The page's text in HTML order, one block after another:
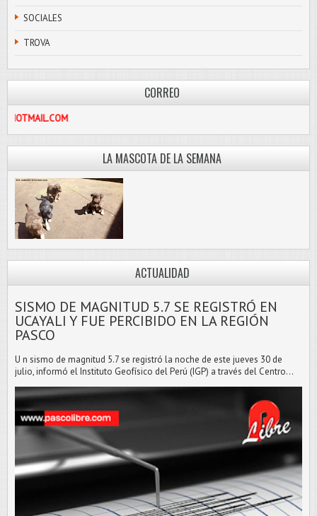
SOCIALES
TROVA
CORREO
LA MASCOTA DE LA SEMANA
ACTUALIDAD
SISMO DE MAGNITUD 5.7 SE REGISTRÓ EN
UCAYALI Y FUE PERCIBIDO EN LA REGIÓN
PASCO
U n sismo de magnitud 5.7 se registró la noche de este jueves 30 de
julio, informó el Instituto Geofísico del Perú (IGP) a través del Centro...